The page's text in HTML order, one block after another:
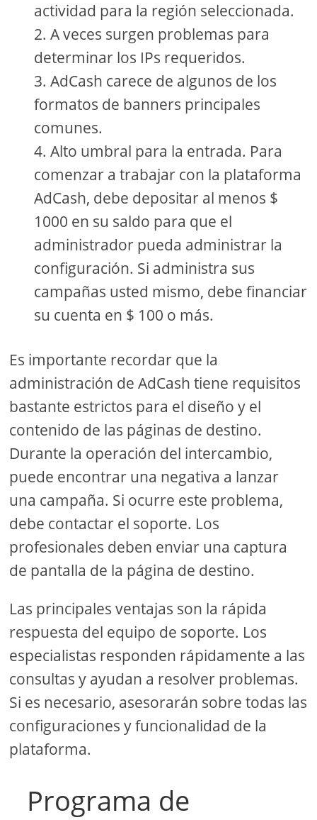
actividad para la región seleccionada.
A veces surgen problemas para
determinar los IPs requeridos.
AdCash carece de algunos de los
formatos de banners principales
comunes.
Alto umbral para la entrada. Para
comenzar a trabajar con la plataforma
AdCash, debe depositar al menos $
1000 en su saldo para que el
administrador pueda administrar la
configuración. Si administra sus
campañas usted mismo, debe financiar
su cuenta en $ 100 o más.
Es importante recordar que la
administración de AdCash tiene requisitos
bastante estrictos para el diseño y el
contenido de las páginas de destino.
Durante la operación del intercambio,
puede encontrar una negativa a lanzar
una campaña. Si ocurre este problema,
debe contactar el soporte. Los
profesionales deben enviar una captura
de pantalla de la página de destino.
Las principales ventajas son la rápida
respuesta del equipo de soporte. Los
especialistas responden rápidamente a las
consultas y ayudan a resolver problemas.
Si es necesario, asesorarán sobre todas las
configuraciones y funcionalidad de la
plataforma.
Programa de